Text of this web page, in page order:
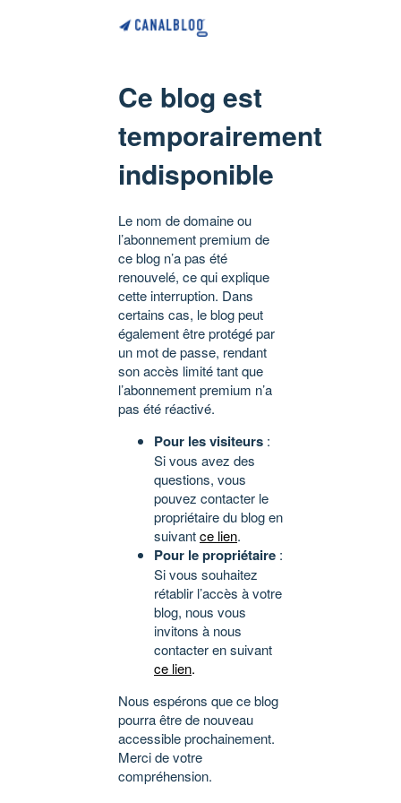
Ce blog est
temporairement
indisponible
Le nom de domaine ou
l’abonnement premium de
ce blog n’a pas été
renouvelé, ce qui explique
cette interruption. Dans
certains cas, le blog peut
également être protégé par
un mot de passe, rendant
son accès limité tant que
l’abonnement premium n’a
pas été réactivé.
Pour les visiteurs :
Si vous avez des
questions, vous
pouvez contacter le
propriétaire du blog en
suivantce lien.
Pour le propriétaire :
Si vous souhaitez
rétablir l’accès à votre
blog, nous vous
invitons à nous
contacter en suivant
ce lien.
Nous espérons que ce blog
pourra être de nouveau
accessible prochainement.
Merci de votre
compréhension.